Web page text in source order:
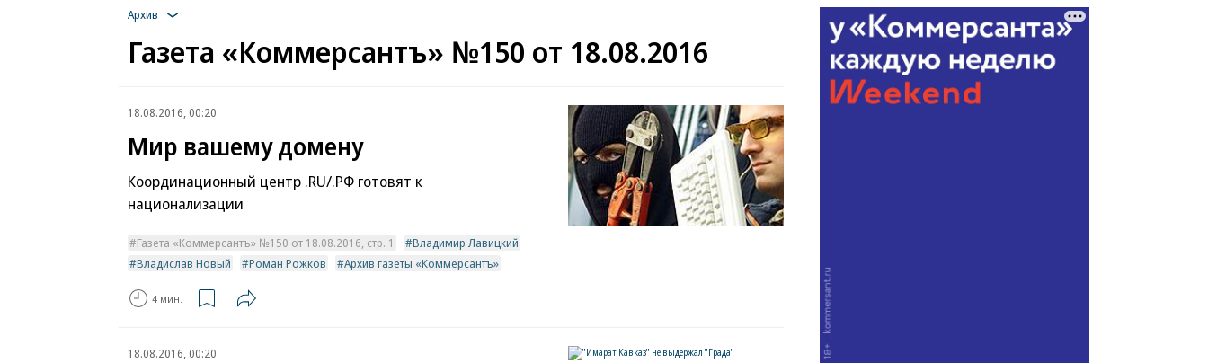
Архив
Газета «Коммерсантъ» №150 от 18.08.2016
18.08.2016, 00:20
Мир вашему домену
Координационный центр .RU/.РФ готовят к
национализации
Газета «Коммерсантъ» №150 от 18.08.2016, стр. 1
Владимир Лавицкий
Владислав Новый
Роман Рожков Архив газеты «Коммерсантъ»
4 мин.
18.08.2016, 00:20